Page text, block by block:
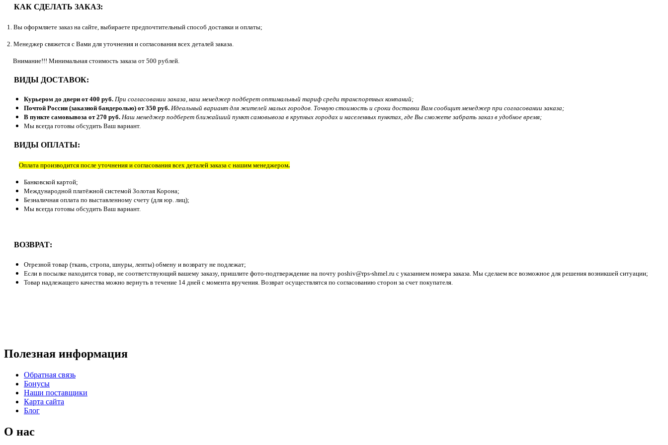
КАК СДЕЛАТЬ ЗАКАЗ:
1. Вы оформляете заказ на сайте, выбираете предпочтительный способ доставки и оплаты;
2. Менеджер свяжется с Вами для уточнения и согласования всех деталей заказа.
Внимание!!! Минимальная стоимость заказа от 500 рублей.
ВИДЫ ДОСТАВОК:
Курьером до двери от 400 руб. При согласовании заказа, наш менеджер подберет оптимальный тариф среди транспортных компаний;
Почтой России (заказной бандеролью) от 350 руб. Идеальный вариант для жителей малых городов. Точную стоимость и сроки доставки Вам сообщит менеджер при согласовании заказа;
В пункте самовывоза от 270 руб. Наш менеджер подберет ближайший пункт самовывоза в крупных городах и населенных пунктах, где Вы сможете забрать заказ в удобное время;
Мы всегда готовы обсудить Ваш вариант.
ВИДЫ ОПЛАТЫ:
Оплата производится после уточнения и согласования всех деталей заказа с нашим менеджером.
Банковской картой;
Международной платёжной системой Золотая Корона;
Безналичная оплата по выставленному счету (для юр. лиц);
Мы всегда готовы обсудить Ваш вариант.
ВОЗВРАТ:
Отрезной товар (ткань, стропа, шнуры, ленты) обмену и возврату не подлежат;
Если в посылке находится товар, не соответствующий вашему заказу, пришлите фото-подтверждение на почту poshiv@rps-shmel.ru с указанием номера заказа. Мы сделаем все возможное для решения возникшей ситуации;
Товар надлежащего качества можно вернуть в течение 14 дней с момента вручения. Возврат осуществлятся по согласованию сторон за счет покупателя.
Полезная информация
Обратная связь
Бонусы
Наши поставщики
Карта сайта
Блог
О нас